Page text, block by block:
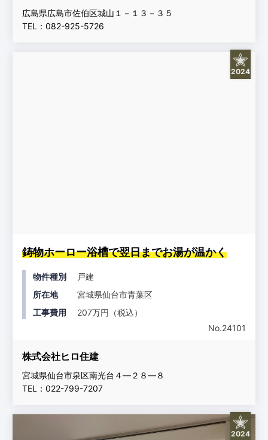
広島県広島市佐伯区城山１－１３－３５
TEL：082-925-5726
2024
鋳物ホーロー浴槽で翌日までお湯が温かく
物件種別
戸建
所在地
宮城県仙台市青葉区
工事費用
207万円（税込）
No.24101
株式会社ヒロ住建
宮城県仙台市泉区南光台４―２８―８
TEL：022-799-7207
2024